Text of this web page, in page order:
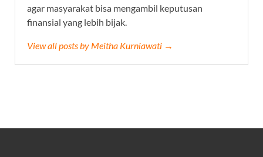
agar masyarakat bisa mengambil keputusan
finansial yang lebih bijak.
View all posts by Meitha Kurniawati →